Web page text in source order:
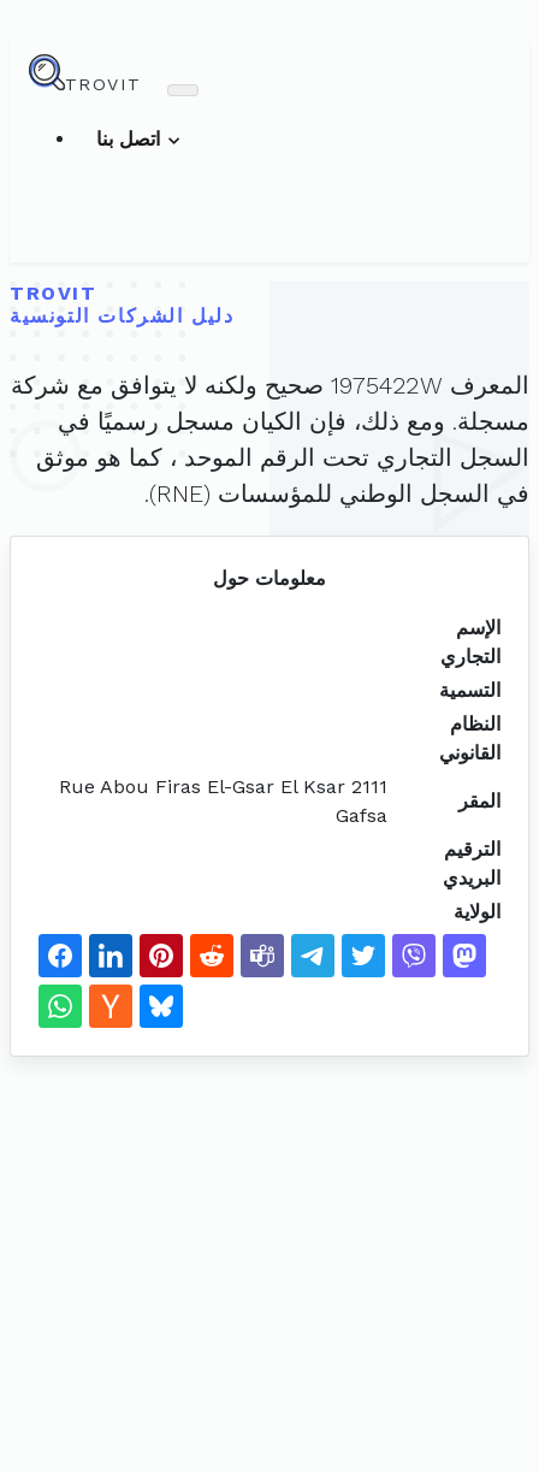
TROVIT
TROVIT
دليل الشركات التونسية
المعرف 1975422W صحيح ولكنه لا يتوافق مع شركة
مسجلة. ومع ذلك، فإن الكيان مسجل رسميًا في
السجل التجاري تحت الرقم الموحد ، كما هو موثق
في السجل الوطني للمؤسسات (RNE).
معلومات حول
الإسم
التجاري
التسمية
النظام
القانوني
المقر
Rue Abou Firas El-Gsar El Ksar 2111
Gafsa
الترقيم
البريدي
الولاية